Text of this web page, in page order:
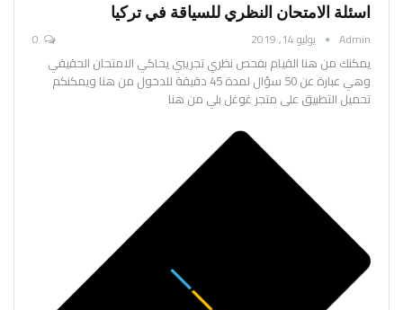
اسئلة الامتحان النظري للسياقة في تركيا
Admin يوليو 14, 2019
يمكنك من هنا القيام بفحص نظري تجريبي يحاكي الامتحان الحقيقي
وهي عبارة عن 50 سؤال لمدة 45 دقيقة
للدخول من هنا ويمكنكم
تحميل التطبيق على متجر غوغل بلي من هنا